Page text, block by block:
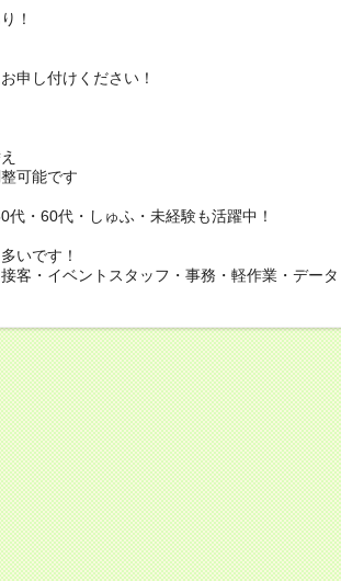
！
申し付けください！
可能です
代・60代・しゅふ・未経験も活躍中！
いです！
客・イベントスタッフ・事務・軽作業・データ